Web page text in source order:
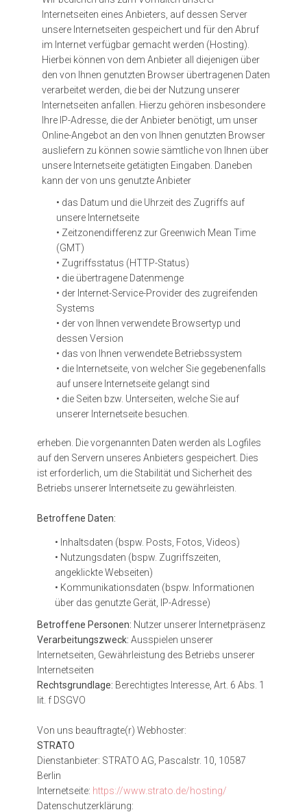
Internetseiten eines Anbieters, auf dessen Server
unsere Internetseiten gespeichert und für den Abruf
im Internet verfügbar gemacht werden (Hosting).
Hierbei können von dem Anbieter all diejenigen über
den von Ihnen genutzten Browser übertragenen Daten
verarbeitet werden, die bei der Nutzung unserer
Internetseiten anfallen. Hierzu gehören insbesondere
Ihre IP-Adresse, die der Anbieter benötigt, um unser
Online-Angebot an den von Ihnen genutzten Browser
ausliefern zu können sowie sämtliche von Ihnen über
unsere Internetseite getätigten Eingaben. Daneben
kann der von uns genutzte Anbieter
• das Datum und die Uhrzeit des Zugriffs auf
unsere Internetseite
• Zeitzonendifferenz zur Greenwich Mean Time
(GMT)
• Zugriffsstatus (HTTP-Status)
• die übertragene Datenmenge
• der Internet-Service-Provider des zugreifenden
Systems
• der von Ihnen verwendete Browsertyp und
dessen Version
• das von Ihnen verwendete Betriebssystem
• die Internetseite, von welcher Sie gegebenenfalls
auf unsere Internetseite gelangt sind
• die Seiten bzw. Unterseiten, welche Sie auf
unserer Internetseite besuchen.
erheben. Die vorgenannten Daten werden als Logfiles
auf den Servern unseres Anbieters gespeichert. Dies
ist erforderlich, um die Stabilität und Sicherheit des
Betriebs unserer Internetseite zu gewährleisten.
Betroffene Daten:
• Inhaltsdaten (bspw. Posts, Fotos, Videos)
• Nutzungsdaten (bspw. Zugriffszeiten,
angeklickte Webseiten)
• Kommunikationsdaten (bspw. Informationen
über das genutzte Gerät, IP-Adresse)
Betroffene Personen: Nutzer unserer Internetpräsenz
Verarbeitungszweck: Ausspielen unserer
Internetseiten, Gewährleistung des Betriebs unserer
Internetseiten
Rechtsgrundlage: Berechtigtes Interesse, Art. 6 Abs. 1
lit. f DSGVO
Von uns beauftragte(r) Webhoster:
STRATO
Dienstanbieter: STRATO AG, Pascalstr. 10, 10587
Berlin
Internetseite: https://www.strato.de/hosting/
Datenschutzerklärung: